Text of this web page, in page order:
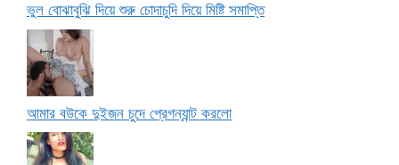
ভুল বোঝাবুঝি দিয়ে শুরু চোদাচুদি দিয়ে মিষ্টি সমাপ্তি
আমার বউকে দুইজন চুদে প্রেগন্যান্ট করলো